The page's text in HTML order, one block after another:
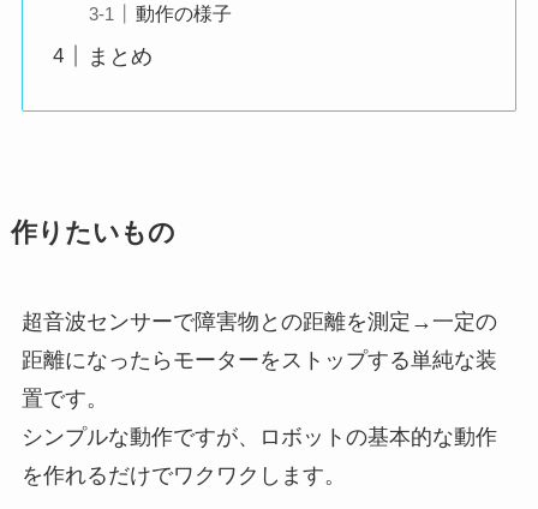
動作の様子
まとめ
作りたいもの
超音波センサーで障害物との距離を測定→一定の
距離になったらモーターをストップする単純な装
置です。
シンプルな動作ですが、ロボットの基本的な動作
を作れるだけでワクワクします。